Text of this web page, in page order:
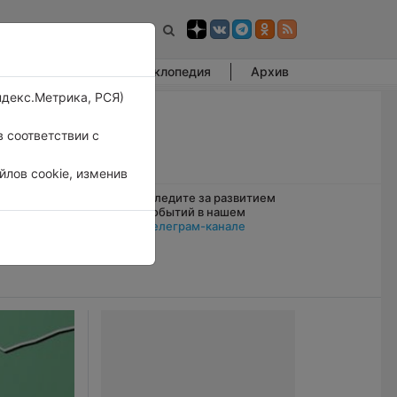
Энциклопедия Архив
выпадал
Следите за развитием
событий в нашем
Телеграм-канале
РСЯ)
с
cookie, изменив